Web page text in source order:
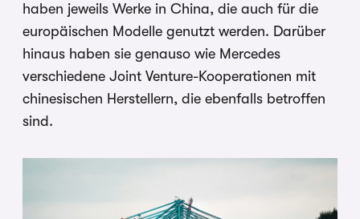
haben jeweils Werke in China, die auch für die
europäischen Modelle genutzt werden. Darüber
hinaus haben sie genauso wie Mercedes
verschiedene Joint Venture-Kooperationen mit
chinesischen Herstellern, die ebenfalls betroffen
sind.